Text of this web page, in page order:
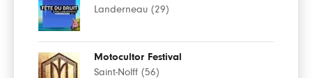
Landerneau (29)
Motocultor Festival
Saint-Nolff (56)